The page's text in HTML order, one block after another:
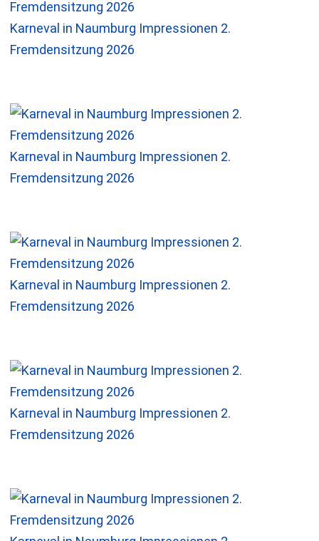
Karneval in Naumburg Impressionen 2.
Fremdensitzung 2026
Karneval in Naumburg Impressionen 2.
Fremdensitzung 2026
Karneval in Naumburg Impressionen 2.
Fremdensitzung 2026
Karneval in Naumburg Impressionen 2.
Fremdensitzung 2026